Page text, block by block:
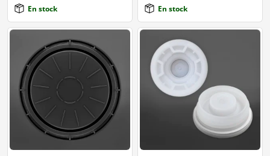
En stock En stock